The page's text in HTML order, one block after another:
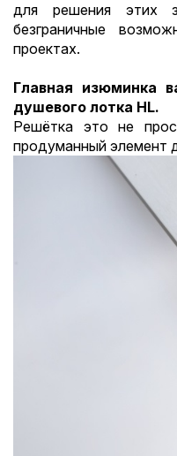
для решения этих
безграничные
проектах.
Главная изюминка
душевого лотка HL.
Решётка это не
продуманный элемент